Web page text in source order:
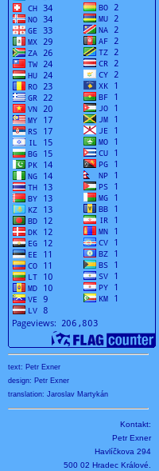
text: Petr Exner
design: Petr Exner
translation: Jaroslav Martykán
Kontakt:
Petr Exner
Havlíčkova 294
500 02 Hradec Králové.